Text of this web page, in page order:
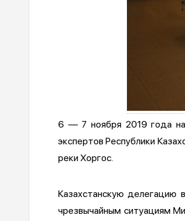
6 — 7 ноября 2019 года на
экспертов Республики
реки Хоргос.
Казахстанскую делегацию
чрезвычайным ситуациям